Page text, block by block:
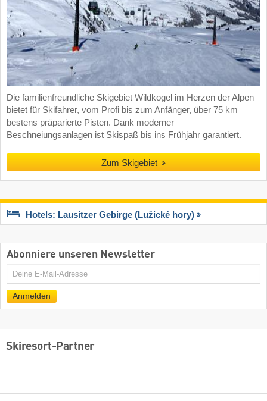
Die familienfreundliche Skigebiet Wildkogel im Herzen der Alpen
bietet für Skifahrer, vom Profi bis zum Anfänger, über 75 km
bestens präparierte Pisten. Dank moderner
Beschneiungsanlagen ist Skispaß bis ins Frühjahr garantiert.
Zum Skigebiet
Hotels: Lausitzer Gebirge (Lužické hory)
Abonniere unseren Newsletter
E-
Anmelden
Skiresort-Partner